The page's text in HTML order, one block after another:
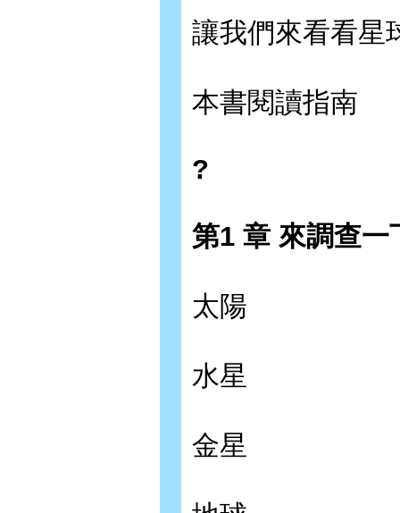
讓我們來看看星
本書閱讀指南
?
第1 章 來調查一
太陽
水星
金星